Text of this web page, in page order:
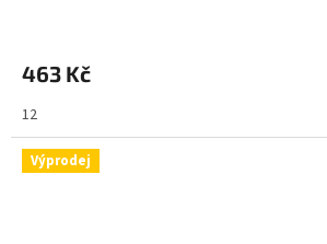
463 Kč
12
Výprodej